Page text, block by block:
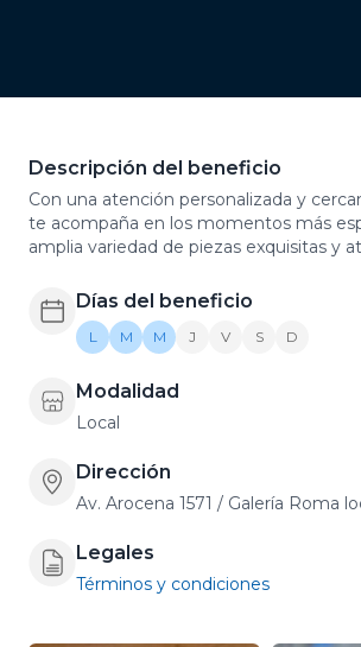
Descripción del beneficio
Con una atención personalizada y
te acompaña en los momentos más
amplia variedad de piezas exquisitas y
Días del beneficio
L M M J V S D
Modalidad
Local
Dirección
Av. Arocena 1571 / Galería Roma
Legales
Términos y condiciones